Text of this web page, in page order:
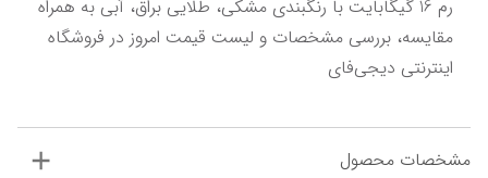
اینترنتی دیجی‌فای
مشخصات محصول